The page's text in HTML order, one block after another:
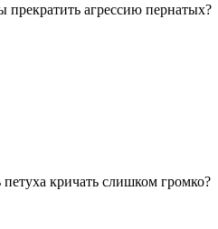
прекратить агрессию пернатых?
кричать слишком громко?